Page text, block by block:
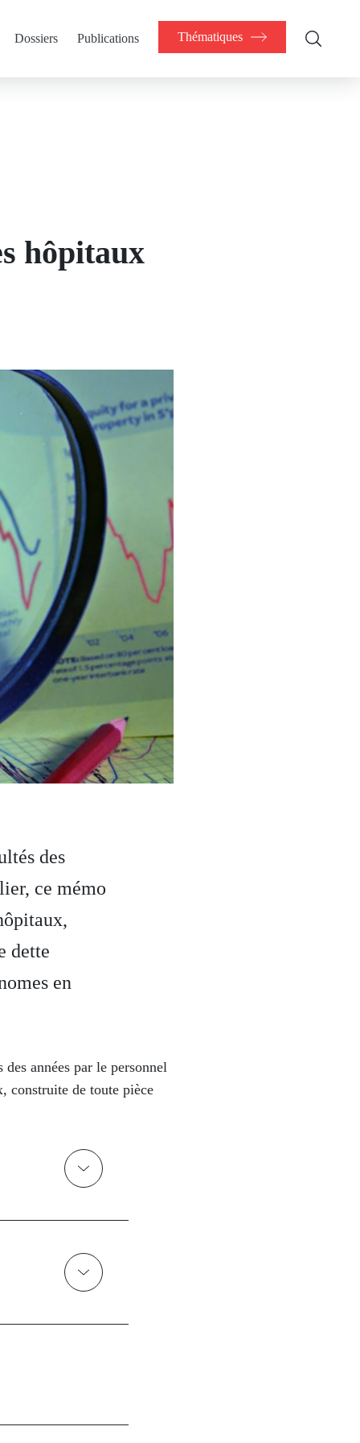
Dossiers Publications Thématiques
hôpitaux
des
ce mémo
dette
en
années par le personnel
construite de toute pièce